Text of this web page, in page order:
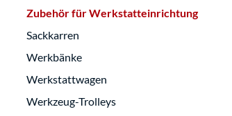
Zubehör für Werkstatteinrichtung
Sackkarren
Werkbänke
Werkstattwagen
Werkzeug-Trolleys